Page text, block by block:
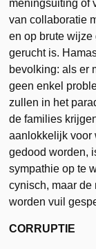
meningsuiting of
van collaboratie
en op brute wijze
gerucht is.
bevolking: als er
geen enkel
zullen in het
de families
aanlokkelijk voor
gedood worden,
sympathie op te
cynisch, maar de
worden vuil
CORRUPTIE